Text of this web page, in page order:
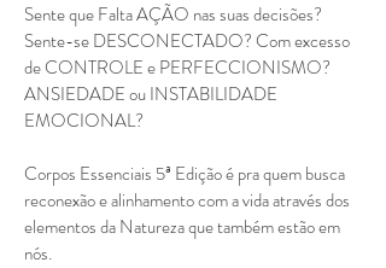
Sente que Falta AÇÃO nas suas decisões?
Sente-se DESCONECTADO? Com excesso
de CONTROLE e PERFECCIONISMO?
ANSIEDADE ou INSTABILIDADE
EMOCIONAL?
Corpos Essenciais 5ª Edição é pra quem busca
reconexão e alinhamento com a vida através dos
elementos da Natureza que também estão em
nós.